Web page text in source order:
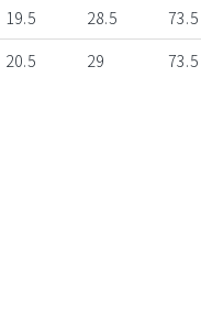
19.5 28.5
73.5
20.5 29 73.5